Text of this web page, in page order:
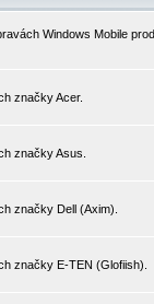
Windows Mobile
značky Acer.
značky Asus.
značky Dell (Axim).
značky E-TEN (Glofiish).